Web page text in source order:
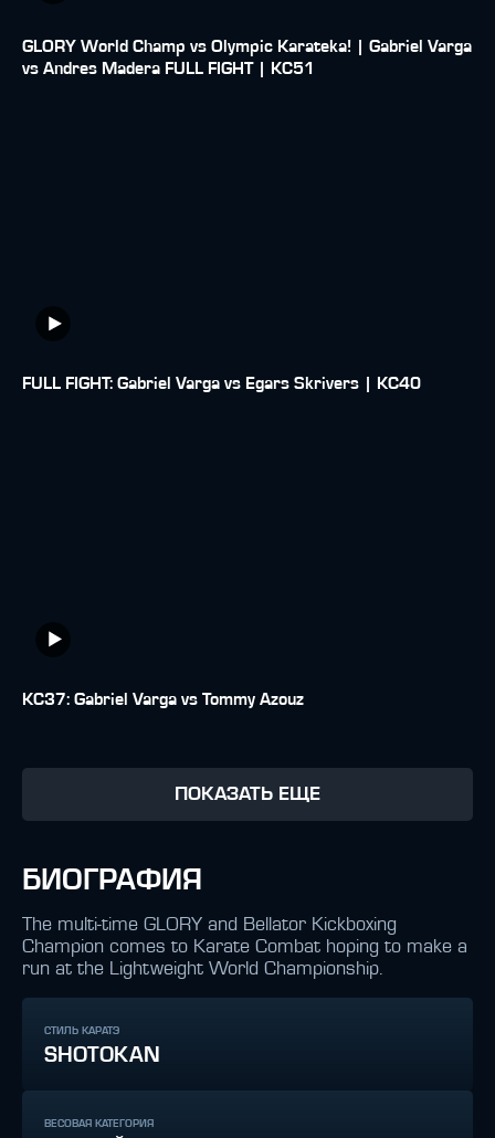
GLORY World Champ vs Olympic Karateka! | Gabriel Varga
vs Andres Madera FULL FIGHT | KC51
FULL FIGHT: Gabriel Varga vs Egars Skrivers | KC40
KC37: Gabriel Varga vs Tommy Azouz
ПОКАЗАТЬ ЕЩЕ
БИОГРАФИЯ
The multi-time GLORY and Bellator Kickboxing
Champion comes to Karate Combat hoping to make a
run at the Lightweight World Championship.
СТИЛЬ КАРАТЭ
SHOTOKAN
ВЕСОВАЯ КАТЕГОРИЯ